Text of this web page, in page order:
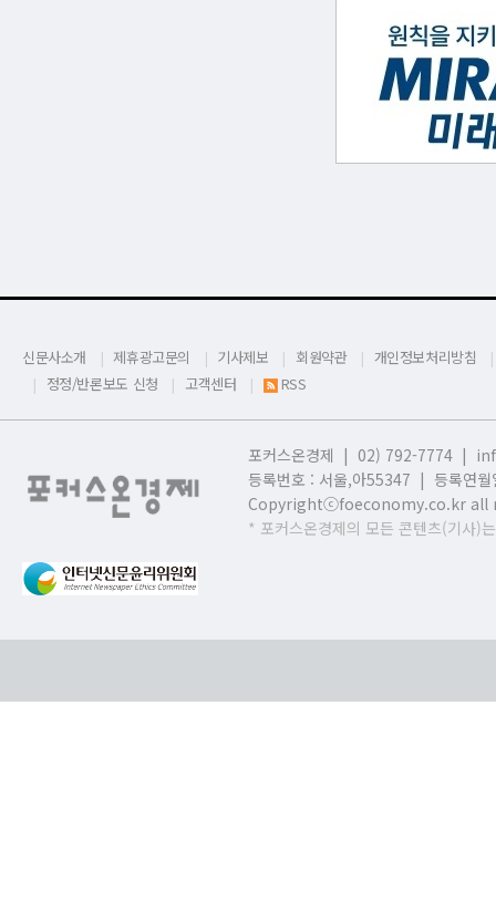
신문사소개 제휴광고문의 기사제보 회원약관
개인정보처리방침
정정/반론보도 신청
고객센터 RSS
포커스온경제 | 02) 792-7774 |
등록번호 : 서울,아55347 | 등록연
Copyrightⓒfoeconomy.co.kr all
* 포커스온경제의 모든 콘텐츠(기사)